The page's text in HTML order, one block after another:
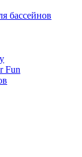
бассейнов
Fun